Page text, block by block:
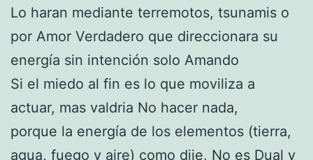
Lo haran mediante terremotos, tsunamis o
por Amor Verdadero que direccionara su
energía sin intención solo Amando
Si el miedo al fin es lo que moviliza a
actuar, mas valdria No hacer nada,
porque la energía de los elementos (tierra,
agua, fuego y aire) como dije, No es Dual y